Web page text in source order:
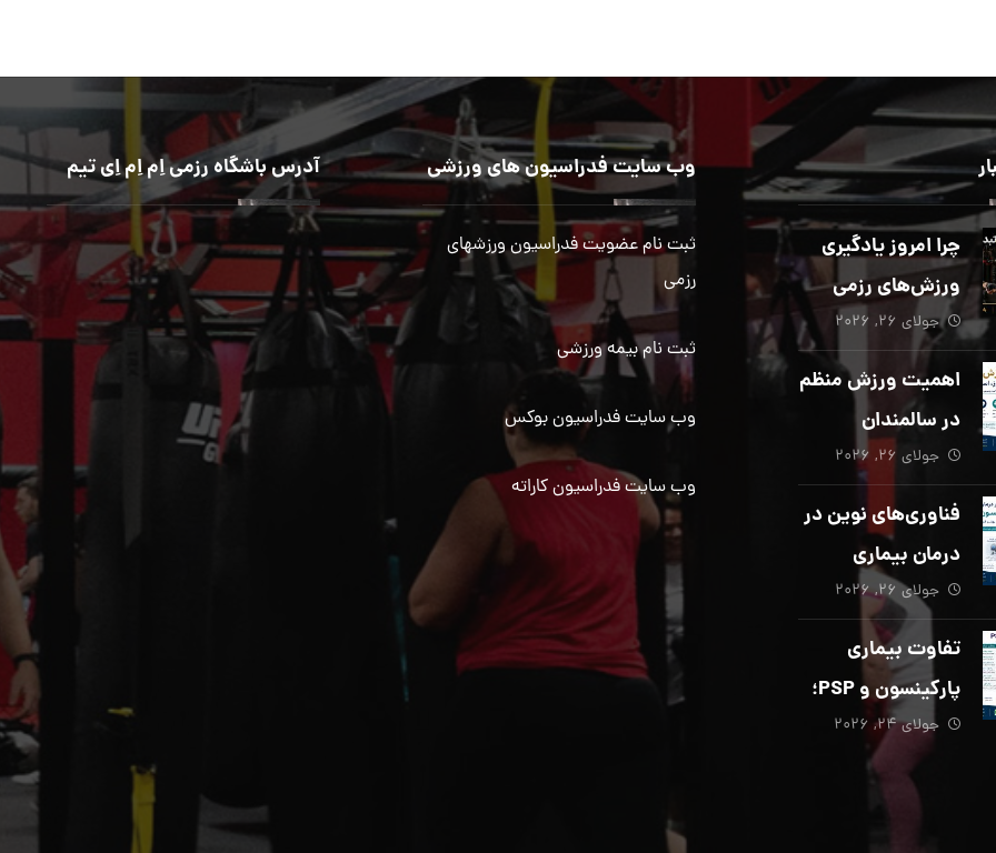
چرا امروز یادگیری
ورزش‌های رزمی
بیش از هر زمان
دیگری ضروری
است؟
جولای ۲۶, ۲۰۲۶
اهمیت ورزش منظم
در سالمندان
جولای ۲۶, ۲۰۲۶
فناوری‌های نوین در
درمان بیماری
پارکینسون؛ از هوش
مصنوعی تا تحریک
عمقی مغز
جولای ۲۶, ۲۰۲۶
تفاوت بیماری
پارکینسون و PSP؛
از تشخیص تا
توانبخشی تخصصی
در منزل_بخش پنجم
جولای ۲۴, ۲۰۲۶
وب سایت فدراسیون های ورزشی
ثبت نام عضویت فدراسیون ورزشهای
رزمی
ثبت نام بیمه ورزشی
وب سایت فدراسیون بوکس
وب سایت فدراسیون کاراته
آدرس باشگاه رزمی اِم اِم اِی تیم